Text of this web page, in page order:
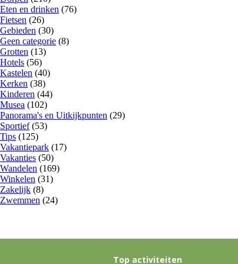
Eten en drinken (76)
Fietsen (26)
Gebieden (30)
Geen categorie (8)
Grotten (13)
Hotels (56)
Kastelen (40)
Kerken (38)
Kinderen (44)
Musea (102)
Panorama's en Uitkijkpunten (29)
Sportief(53)
Tips (125)
Vakantiepark (17)
Vakanties (50)
Wandelen (169)
Winkelen (31)
Zakelijk (8)
Zwemmen (24)
Top activiteiten